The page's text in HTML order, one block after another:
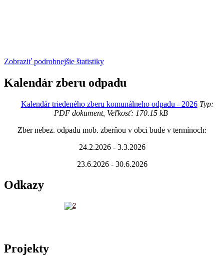
Zobraziť podrobnejšie štatistiky
Kalendár zberu odpadu
Kalendár triedeného zberu komunálneho odpadu - 2026Typ:
PDF dokument, Veľkosť: 170.15 kB
Zber nebez. odpadu mob. zberňou v obci bude v termínoch:
24.2.2026 - 3.3.2026
23.6.2026 - 30.6.2026
Odkazy
Projekty